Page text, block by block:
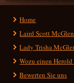
Home
Laird Scott
Lady Trisha
Wozu einen
Bewerten Sie uns